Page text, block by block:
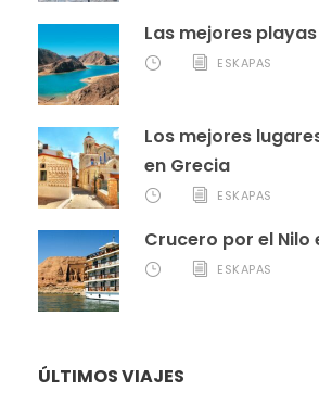
Las mejores
ESKAPAS
Los mejores
en Grecia
ESKAPAS
Crucero por el Nilo
ESKAPAS
ÚLTIMOS VIAJES